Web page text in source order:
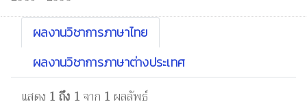
ผลงานวิชาการภาษาไทย
ผลงานวิชาการภาษาต่างประเทศ
แสดง 1 ถึง 1จาก 1 ผลลัพธ์